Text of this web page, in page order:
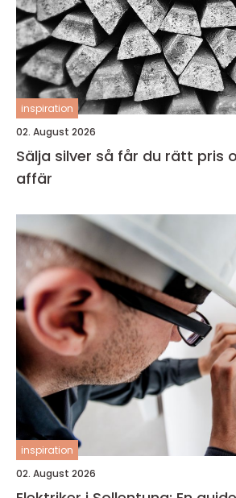
inspiration
02. August 2026
Sälja silver så får du rätt pris och en trygg
affär
inspiration
02. August 2026